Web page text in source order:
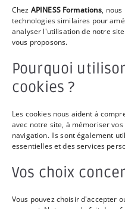
Chez APINESS Formations, nous
technologies similaires pour
analyser l'utilisation de notre
vous proposons.
Pourquoi
cookies ?
Les cookies nous aident à
avec notre site, à mémoriser
navigation. Ils sont également
essentielles et des services
Vos choix
Vous pouvez choisir d'accepter
Parcours du Nouvel
Encourager la
Assurer les Gestes
Apprécier la Vie en
Favoriser le collectif
LIENS PRATIQUES
Foire aux Questions